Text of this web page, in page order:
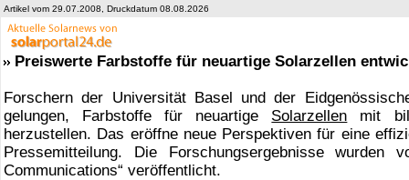
Artikel vom 29.07.2008, Druckdatum 08.08.2026
Preiswerte Farbstoffe für neuartige Solarzellen
Forschern der Universität Basel und der
gelungen, Farbstoffe für neuartige Solarzellen mit
herzustellen. Das eröffne neue Perspektiven für eine
Pressemitteilung. Die Forschungsergebnisse wurden
Communications“ veröffentlicht.